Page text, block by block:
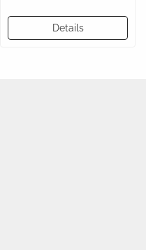
Details